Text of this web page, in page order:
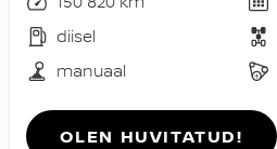
diisel
manuaal
OLEN HUVITATUD!